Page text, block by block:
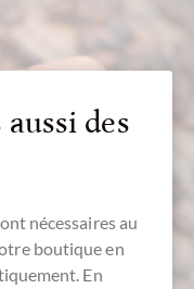
99 84
des
nécessaires au
boutique en
En